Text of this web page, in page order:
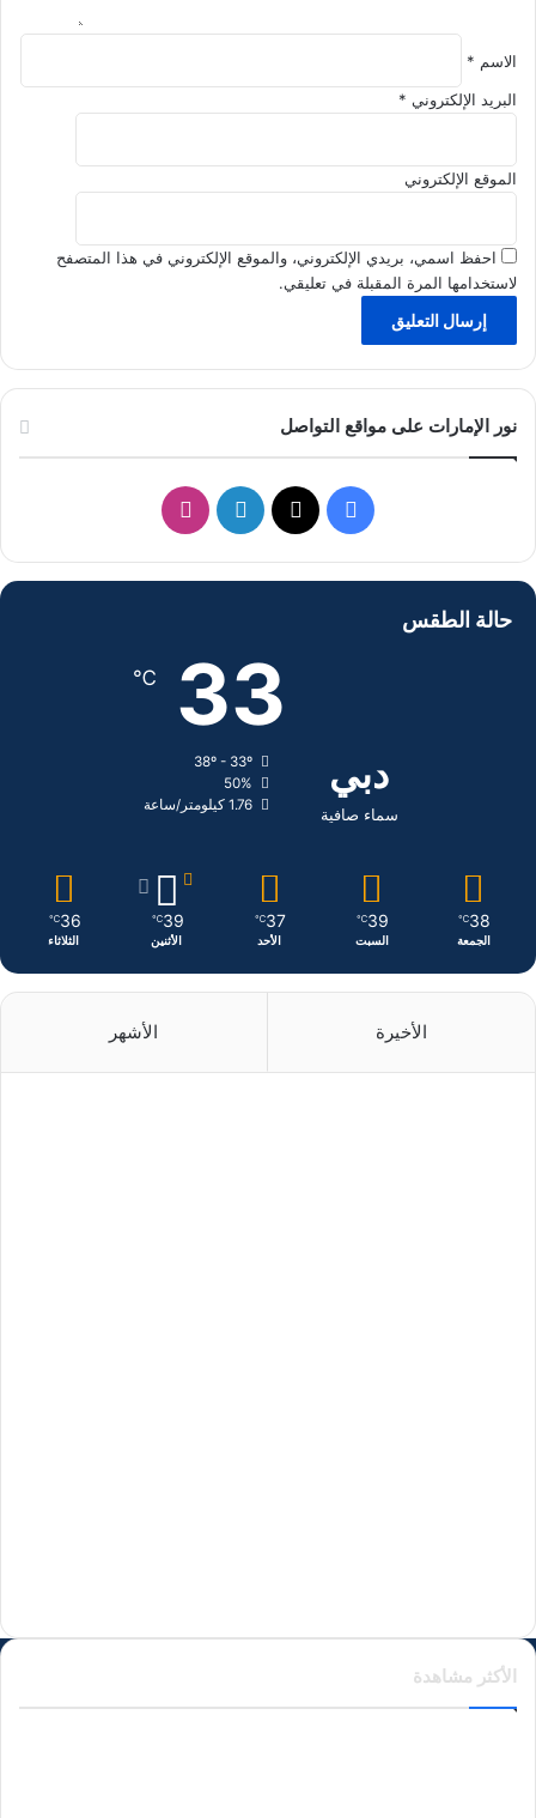
الاسم *
البريد الإلكتروني *
الموقع الإلكتروني
احفظ اسمي، بريدي الإلكتروني، والموقع الإلكتروني في هذا المتصفح
لاستخدامها المرة المقبلة في تعليقي.
نور الإمارات على مواقع التواصل
ي
X
ي
د
ن
ن
ا
حالة الطقس
دبي
سماء صافية
33
℃
38º - 33º
50%
1.76 كيلومتر/ساعة
38
℃
الجمعة
39
℃
السبت
37
℃
الأحد
39
℃
الأثنين
36
℃
الثلاثاء
الأخيرة الأشهر
الأكثر مشاهدة